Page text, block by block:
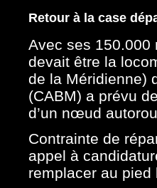
Retour à la case
Avec ses 150.000
devait être la
de la Méridienne)
(CABM) a prévu
d’un nœud
Contrainte de
appel à
remplacer au